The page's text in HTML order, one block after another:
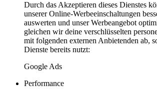
Durch das Akzeptieren dieses Dienstes
unserer Online-Werbeeinschaltungen
auswerten und unser Werbeangebot
gleichen wir deine verschlüsselten
mit folgenden externen Anbietenden ab,
Dienste bereits nutzt:
Google Ads
Performance